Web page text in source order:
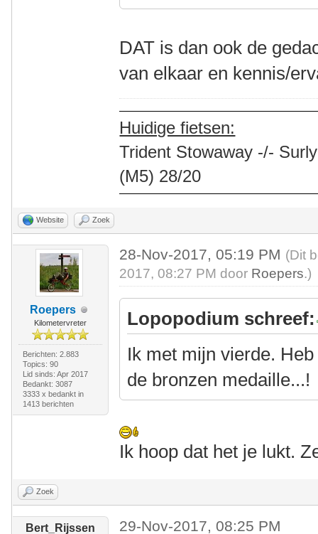
DAT is dan ook de
van elkaar en kennis/
Huidige fietsen:
Trident Stowaway -/-
(M5) 28/20
Website Zoek
Roepers
Kilometervreter
Berichten: 2.883
Topics: 90
Lid sinds: Apr 2017
Bedankt: 3087
3333 x bedankt in
1413 berichten
28-Nov-2017, 05:19 PM (Dit
2017, 08:27 PM door Roepers.)
Lopopodium schreef:
Ik met mijn vierde.
de bronzen medaille...!
Ik hoop dat het je lukt.
Zoek
Bert_Rijssen 29-Nov-2017, 08:25 PM